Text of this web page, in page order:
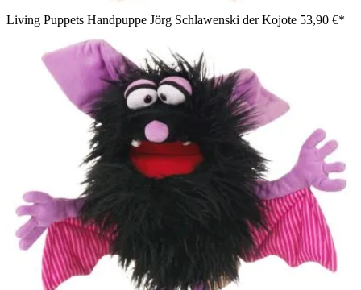
Living Puppets Handpuppe Jörg Schlawenski der Kojote 53,90 €*